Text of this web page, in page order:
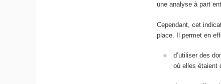
une analyse à part
Cependant, cet
place. Il permet en
d’utiliser des
où elles étaient